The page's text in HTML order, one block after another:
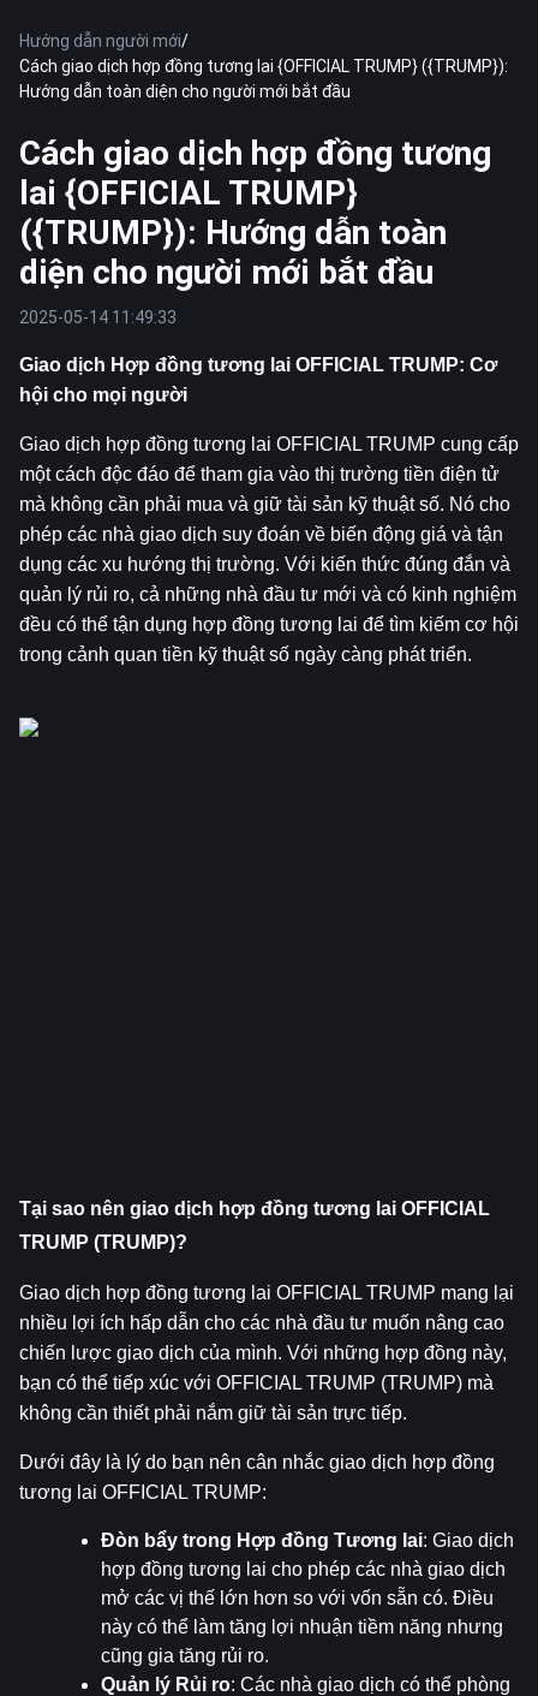
Hướng dẫn người mới/
Cách giao dịch hợp đồng tương lai {OFFICIAL TRUMP} ({TRUMP}):
Hướng dẫn toàn diện cho người mới bắt đầu
Cách giao dịch hợp đồng tương
lai {OFFICIAL TRUMP}
({TRUMP}): Hướng dẫn toàn
diện cho người mới bắt đầu
2025-05-14 11:49:33
Giao dịch Hợp đồng tương lai OFFICIAL TRUMP: Cơ
hội cho mọi người
Giao dịch hợp đồng tương lai OFFICIAL TRUMP cung cấp
một cách độc đáo để tham gia vào thị trường tiền điện tử
mà không cần phải mua và giữ tài sản kỹ thuật số. Nó cho
phép các nhà giao dịch suy đoán về biến động giá và tận
dụng các xu hướng thị trường. Với kiến thức đúng đắn và
quản lý rủi ro, cả những nhà đầu tư mới và có kinh nghiệm
đều có thể tận dụng hợp đồng tương lai để tìm kiếm cơ hội
trong cảnh quan tiền kỹ thuật số ngày càng phát triển.
Tại sao nên giao dịch hợp đồng tương lai OFFICIAL
TRUMP (TRUMP)?
Giao dịch hợp đồng tương lai OFFICIAL TRUMP mang lại
nhiều lợi ích hấp dẫn cho các nhà đầu tư muốn nâng cao
chiến lược giao dịch của mình. Với những hợp đồng này,
bạn có thể tiếp xúc với OFFICIAL TRUMP (TRUMP) mà
không cần thiết phải nắm giữ tài sản trực tiếp.
Dưới đây là lý do bạn nên cân nhắc giao dịch hợp đồng
tương lai OFFICIAL TRUMP:
Đòn bẩy trong Hợp đồng Tương lai: Giao dịch
hợp đồng tương lai cho phép các nhà giao dịch
mở các vị thế lớn hơn so với vốn sẵn có. Điều
này có thể làm tăng lợi nhuận tiềm năng nhưng
cũng gia tăng rủi ro.
Quản lý Rủi ro: Các nhà giao dịch có thể phòng